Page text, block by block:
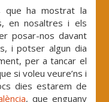
que ha mostrat la
en nosaltres i els
posar-nos davant
i potser algun dia
per a tancar el
si voleu veure’ns i
dies estarem de
, que enguany